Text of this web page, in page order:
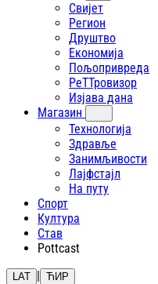
Свијет
Регион
Друштво
Економија
Пољопривреда
РеТТровизор
Изјава дана
Магазин
Технологија
Здравље
Занимљивости
Лајфстajл
На путу
Спорт
Култура
Став
Pottcast
LAT | ЋИР